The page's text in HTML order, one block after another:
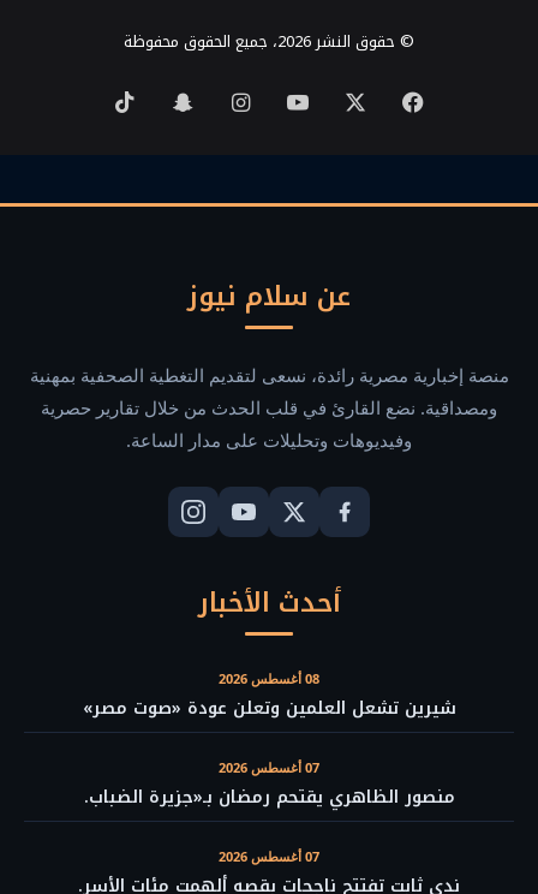
© حقوق النشر 2026، جميع الحقوق محفوظة
فيسبوك ‫YouTubeانستقرامسناب
عن سلام نيوز
منصة إخبارية مصرية رائدة، نسعى لتقديم التغطية الصحفية بمهنية
ومصداقية. نضع القارئ في قلب الحدث من خلال تقارير حصرية
وفيديوهات وتحليلات على مدار الساعة.
أحدث الأخبار
08 أغسطس 2026
شيرين تشعل العلمين وتعلن عودة «صوت مصر»
07 أغسطس 2026
منصور الظاهري يقتحم رمضان بـ«جزيرة الضباب.
07 أغسطس 2026
ندي ثابت تفتتح ناجحات بقصه ألهمت مئات الأسر.